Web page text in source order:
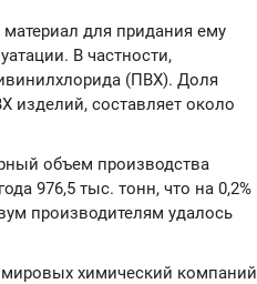
для придания ему
В частности,
(ПВХ). Доля
изделий, составляет около
объем производства
976,5 тыс. тонн, что на 0,2%
производителям удалось
химический компаний